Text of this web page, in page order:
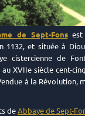
de Sept-Fonsest
1132, et située à
cistercienne de
XVIIe siècle cent-
à la Révolution,
deAbbaye de Sept-